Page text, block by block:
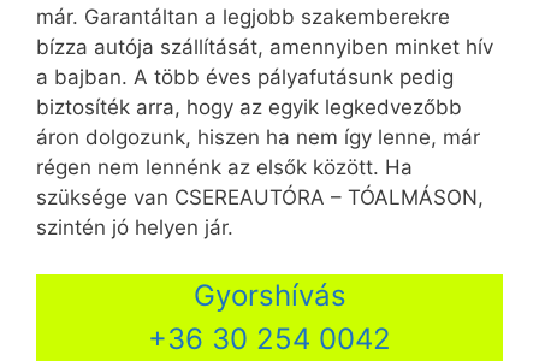
már. Garantáltan a legjobb szakemberekre
bízza autója szállítását, amennyiben minket hív
a bajban. A több éves pályafutásunk pedig
biztosíték arra, hogy az egyik legkedvezőbb
áron dolgozunk, hiszen ha nem így lenne, már
régen nem lennénk az elsők között. Ha
szüksége van CSEREAUTÓRA – TÓALMÁSON,
szintén jó helyen jár.
Gyorshívás
+36 30 254 0042